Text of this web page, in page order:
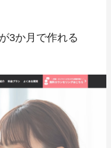
3か月で作れる